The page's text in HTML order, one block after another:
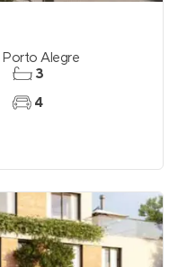
Porto Alegre
3
4